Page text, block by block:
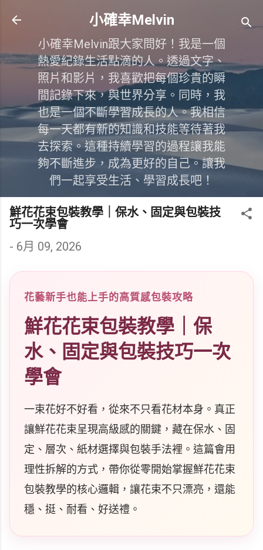
跳到主要內容
小確幸Melvin
小確幸Melvin跟大家問好！我是一個
熱愛紀錄生活點滴的人。透過文字、
照片和影片，我喜歡把每個珍貴的瞬
間記錄下來，與世界分享。同時，我
也是一個不斷學習成長的人。我相信
每一天都有新的知識和技能等待著我
去探索。這種持續學習的過程讓我能
夠不斷進步，成為更好的自己。讓我
們一起享受生活、學習成長吧！
鮮花花束包裝教學｜保水、固定與包裝技
巧一次學會
- 6月 09, 2026
花藝新手也能上手的高質感包裝攻略
鮮花花束包裝教學｜保
水、固定與包裝技巧一次
學會
一束花好不好看，從來不只看花材本身。真正
讓鮮花花束呈現高級感的關鍵，藏在保水、固
定、層次、紙材選擇與包裝手法裡。這篇會用
理性拆解的方式，帶你從零開始掌握鮮花花束
包裝教學的核心邏輯，讓花束不只漂亮，還能
穩、挺、耐看、好送禮。